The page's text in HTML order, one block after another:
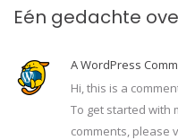
Eén gedachte
A WordPress
Hi, this is a
To get started with
comments, please